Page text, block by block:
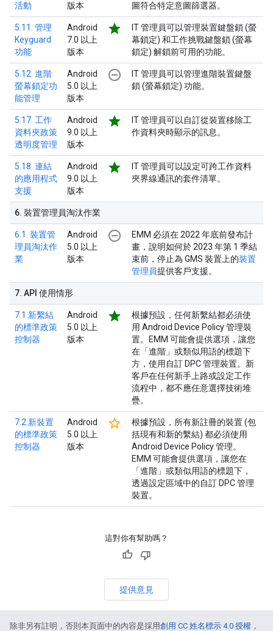
活動
版本
圖符合特定意圖篩選器。
5.11. 管理
Keyguard
功能
Android
7.0 以上
版本
star
IT 管理員可以管理裝置鍵盤鎖 (螢
幕鎖定) 和工作挑戰鍵盤鎖 (螢幕
鎖定) 解鎖前可用的功能。
5.12. 進階
螢幕鎖定功
能管理
Android
5.0 以上
版本
remove_circle_outline
IT 管理員可以管理進階裝置鍵盤
鎖 (螢幕鎖定) 功能。
5.17. 工作
資料夾政策
透明度管理
Android
9.0 以上
版本
star
IT 管理員可以自訂從裝置移除工
作資料夾時顯示的訊息。
5.18. 連結
的應用程式
支援
Android
9.0 以上
版本
star
IT 管理員可以設定可跨工作資料
夾界線通訊的套件清單。
6. 裝置管理員淘汰作業
6.1. 裝置管
理員淘汰作
業
Android
5.0 以上
版本
remove_circle_outline
EMM 必須在 2022 年底前發布計
畫，說明如何於 2023 年第 1 季結
束前，停止為 GMS 裝置上的裝置
管理員提供客戶支援。
7. API 使用情形
7.1.新繫結
的標準政策
控制器
Android
5.0 以上
版本
star
根據預設，任何新繫結都必須使
用 Android Device Policy 管理裝
置。EMM 可能會提供選項，讓您
在「進階」或類似用語的標題下
方，使用自訂 DPC 管理裝置。新
客戶在任何新手上路或設定工作
流程中，都不應任意選擇技術堆
疊。
7.2.新裝置
的標準政策
控制器
Android
5.0 以上
版本
star_border
根據預設，所有新註冊的裝置 (包
括現有和新的繫結) 都必須使用
Android Device Policy 管理。
EMM 可能會提供選項，讓您在
「進階」或類似用語的標題下，
透過設定區域中的自訂 DPC 管理
裝置。
這對你有幫助嗎？
提供意見
除非另有註明，否則本頁面中的內容是採用創用 CC 姓名標示 4.0 授權 ，